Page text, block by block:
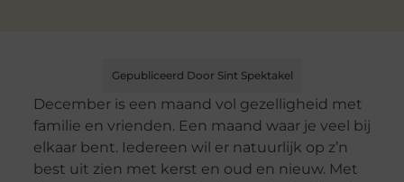
Gepubliceerd Door Sint Spektakel
December is een maand vol gezelligheid met
familie en vrienden. Een maand waar je veel bij
elkaar bent. Iedereen wil er natuurlijk op z’n
best uit zien met kerst en oud en nieuw. Met